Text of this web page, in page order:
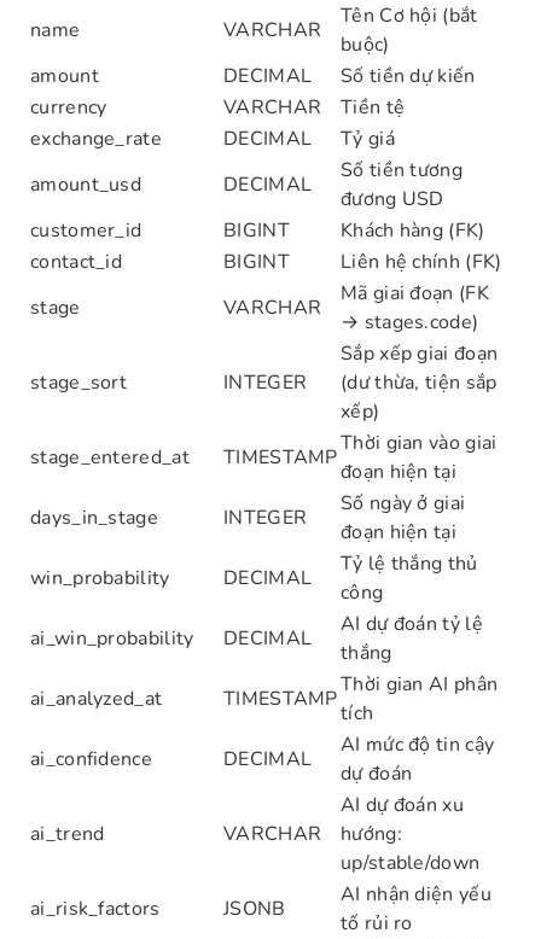
name
VARCHAR
Tên Cơ hội (bắt
buộc)
amount
DECIMAL
Số tiền dự kiến
currency
VARCHAR
Tiền tệ
exchange_rate
DECIMAL
Tỷ giá
amount_usd
DECIMAL
Số tiền tương
đương USD
customer_id
BIGINT
Khách hàng (FK)
contact_id
BIGINT
Liên hệ chính (FK)
stage
VARCHAR
Mã giai đoạn (FK
→ stages.code)
stage_sort INTEGER
Sắp xếp giai đoạn
(dư thừa, tiện sắp
xếp)
stage_entered_at
TIMESTAMP
Thời gian vào giai
đoạn hiện tại
days_in_stage
INTEGER
Số ngày ở giai
đoạn hiện tại
win_probability
DECIMAL
Tỷ lệ thắng thủ
công
ai_win_probability
DECIMAL
AI dự đoán tỷ lệ
thắng
ai_analyzed_at
TIMESTAMP
Thời gian AI phân
tích
ai_confidence
DECIMAL
AI mức độ tin cậy
dự đoán
ai_trend VARCHAR
AI dự đoán xu
hướng:
up/stable/down
ai_risk_factors
JSONB
AI nhận diện yếu
tố rủi ro